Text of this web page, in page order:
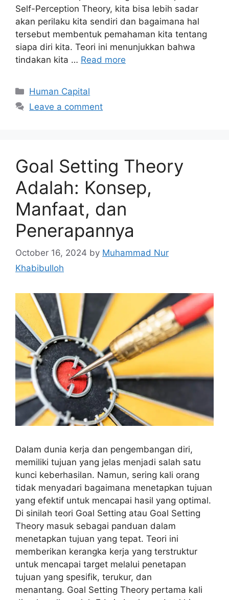
Self-Perception Theory, kita bisa lebih sadar
akan perilaku kita sendiri dan bagaimana hal
tersebut membentuk pemahaman kita tentang
siapa diri kita. Teori ini menunjukkan bahwa
tindakan kita … Read more
Human Capital
Leave a comment
Goal Setting Theory
Adalah: Konsep,
Manfaat, dan
Penerapannya
October 16, 2024 by Muhammad Nur
Khabibulloh
Dalam dunia kerja dan pengembangan diri,
memiliki tujuan yang jelas menjadi salah satu
kunci keberhasilan. Namun, sering kali orang
tidak menyadari bagaimana menetapkan tujuan
yang efektif untuk mencapai hasil yang optimal.
Di sinilah teori Goal Setting atau Goal Setting
Theory masuk sebagai panduan dalam
menetapkan tujuan yang tepat. Teori ini
memberikan kerangka kerja yang terstruktur
untuk mencapai target melalui penetapan
tujuan yang spesifik, terukur, dan
menantang. Goal Setting Theory pertama kali